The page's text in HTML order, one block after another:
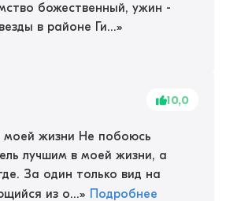
божественный, ужин -
в районе Ги...»
10,0
моей жизни Не побоюсь
лучшим в моей жизни, а
За один только вид на
из о...» Подробнее